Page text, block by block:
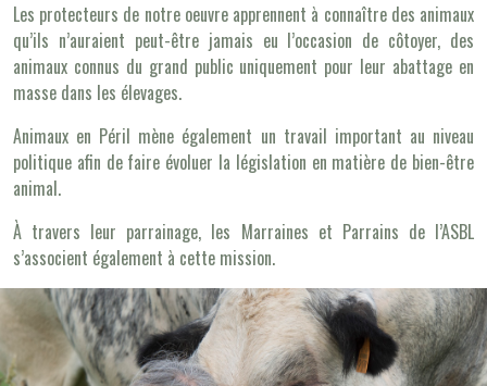
Les protecteurs de notre oeuvre apprennent à connaître des animaux
qu’ils n’auraient peut-être jamais eu l’occasion de côtoyer, des
animaux connus du grand public uniquement pour leur abattage en
masse dans les élevages.
Animaux en Péril mène également un travail important au niveau
politique afin de faire évoluer la législation en matière de bien-être
animal.
À travers leur parrainage, les Marraines et Parrains de l’ASBL
s’associent également à cette mission.